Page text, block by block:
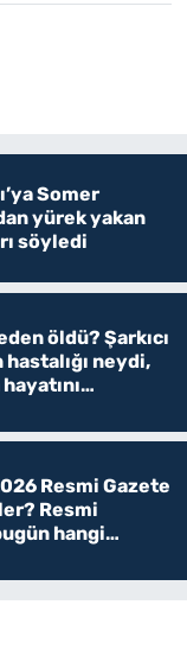
Somer
yürek yakan
söyledi
öldü? Şarkıcı
hastalığı neydi,
Resmi Gazete
Resmi
hangi